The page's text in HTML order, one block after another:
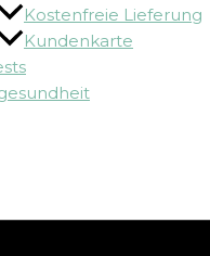
Kostenfreie Lieferung
Kundenkarte